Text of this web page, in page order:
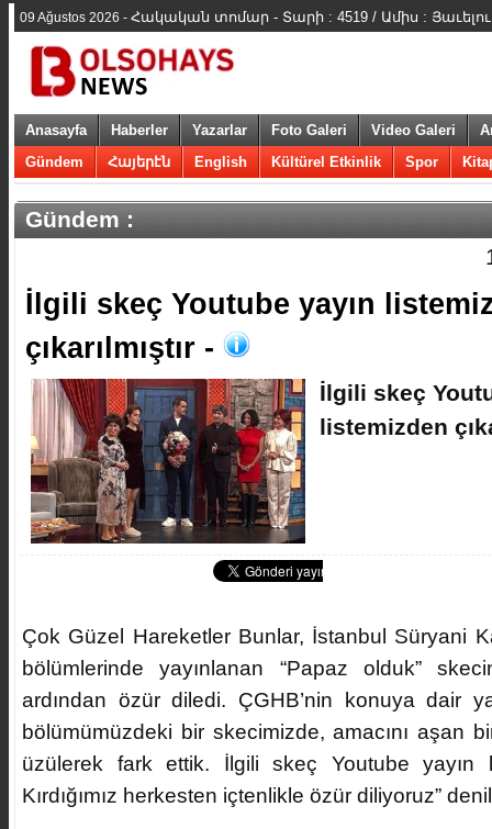
09 Ağustos 2026 - Հակական տոմար - Տարի : 4519 / Ամիս :
Anasayfa Haberler Yazarlar Foto Galeri Video Galeri
Gündem
Հայերէն English Kültürel Etkinlik Spor
Gündem :
İlgili skeç Youtube yayın
çıkarılmıştır -
İlgili skeç
listemizden
Çok Güzel Hareketler Bunlar, İstanbul Süryani
bölümlerinde yayınlanan “Papaz olduk”
ardından özür diledi. ÇGHB’nin konuya dair
bölümümüzdeki bir skecimizde, amacını aşan
üzülerek fark ettik. İlgili skeç Youtube yayın
Kırdığımız herkesten içtenlikle özür diliyoruz”